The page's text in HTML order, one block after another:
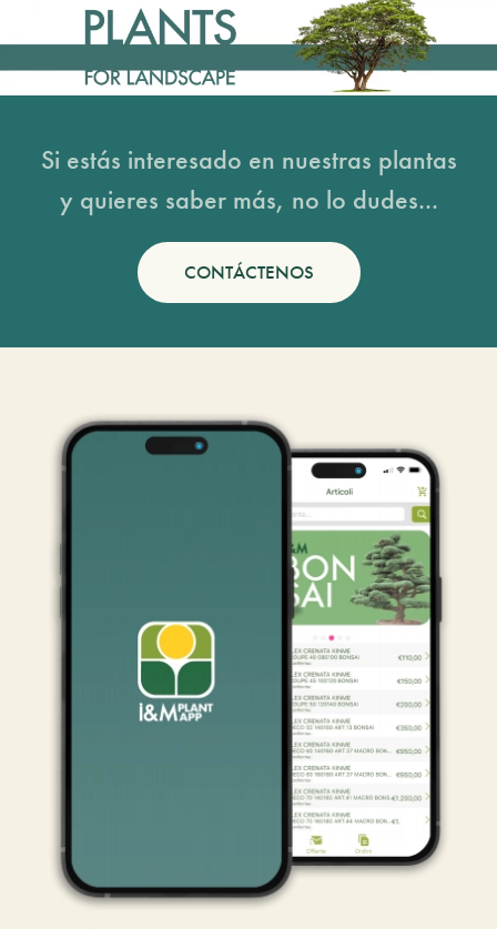
Si estás interesado en nuestras plantas
y quieres saber más, no lo dudes...
CONTÁCTENOS